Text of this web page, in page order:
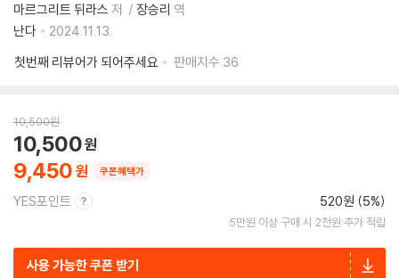
마르그리트 뒤라스 저 장승리 역
난다
2024.11.13.
첫번째 리뷰어가 되어주세요
판매지수 36
10,500원
9,450
10,500
쿠폰혜택가
YES포인트 520원 (5%)
5만원 이상 구매 시 2천원 추가 적립
사용 가능한 쿠폰 받기